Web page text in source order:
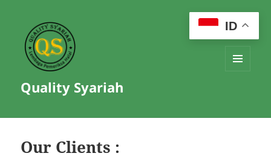
Quality Syariah
Our Clients :
ID